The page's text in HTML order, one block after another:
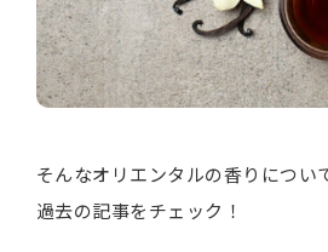
そんなオリエンタルの香りについ
過去の記事をチェック！